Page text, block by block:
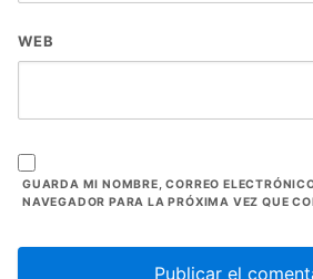
WEB
GUARDA MI NOMBRE, CORREO
NAVEGADOR PARA LA PRÓXIMA VEZ QUE